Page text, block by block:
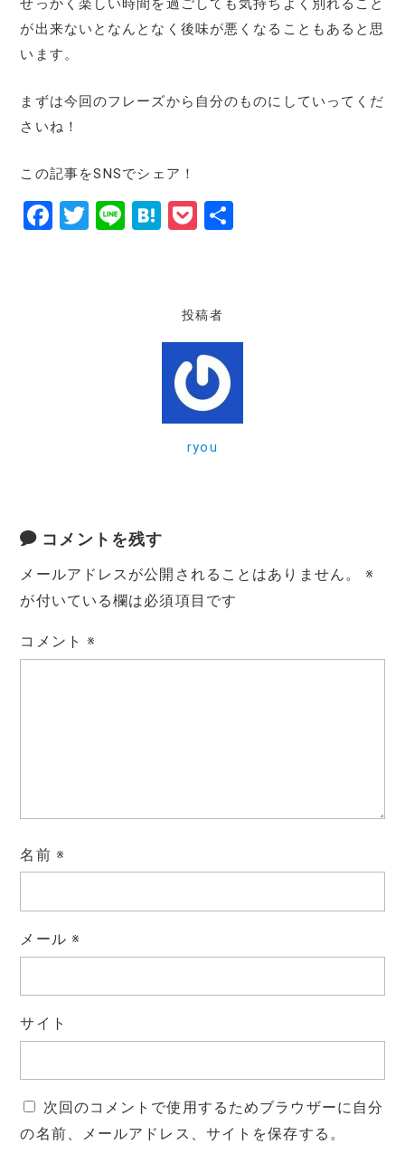
せっかく楽しい時間を過ごしても気持ちよく別れること
が出来ないとなんとなく後味が悪くなることもあると思
います。
まずは今回のフレーズから自分のものにしていってくだ
さいね！
この記事をSNSでシェア！
F
T
Li H
P
k
et
投稿者
ryou
コメントを残す
メールアドレスが公開されることはありません。
※
が付いている欄は必須項目です
コメント※
名前 ※
メール ※
サイト
次回のコメントで使用するためブラウザーに自分
の名前、メールアドレス、サイトを保存する。